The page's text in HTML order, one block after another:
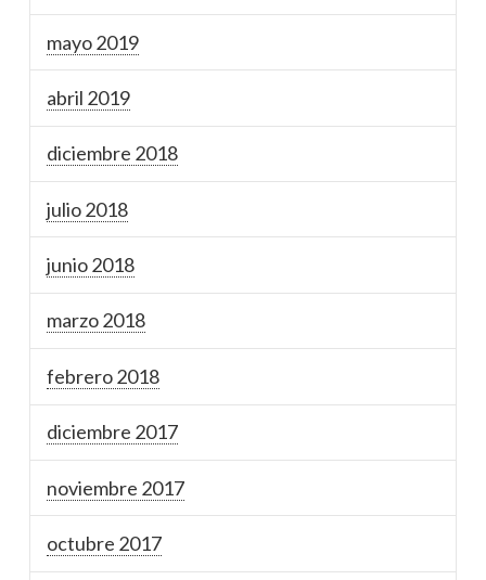
mayo 2019
abril 2019
diciembre 2018
julio 2018
junio 2018
marzo 2018
febrero 2018
diciembre 2017
noviembre 2017
octubre 2017